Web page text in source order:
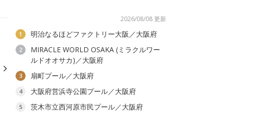
2026/08/08 更新
1 明治なるほどファクトリー大阪／大阪府
2
MIRACLE WORLD OSAKA (ミラクルワー
ルドオオサカ)／大阪府
3 扇町プール／大阪府
4 大阪府営浜寺公園プール／大阪府
5
茨木市立西河原市民プール／大阪府